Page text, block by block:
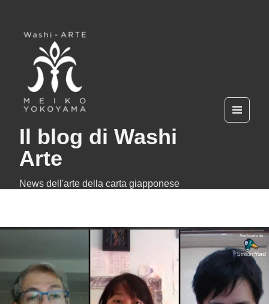
Il blog di Washi
Arte
News dell'arte della carta giapponese
MEN